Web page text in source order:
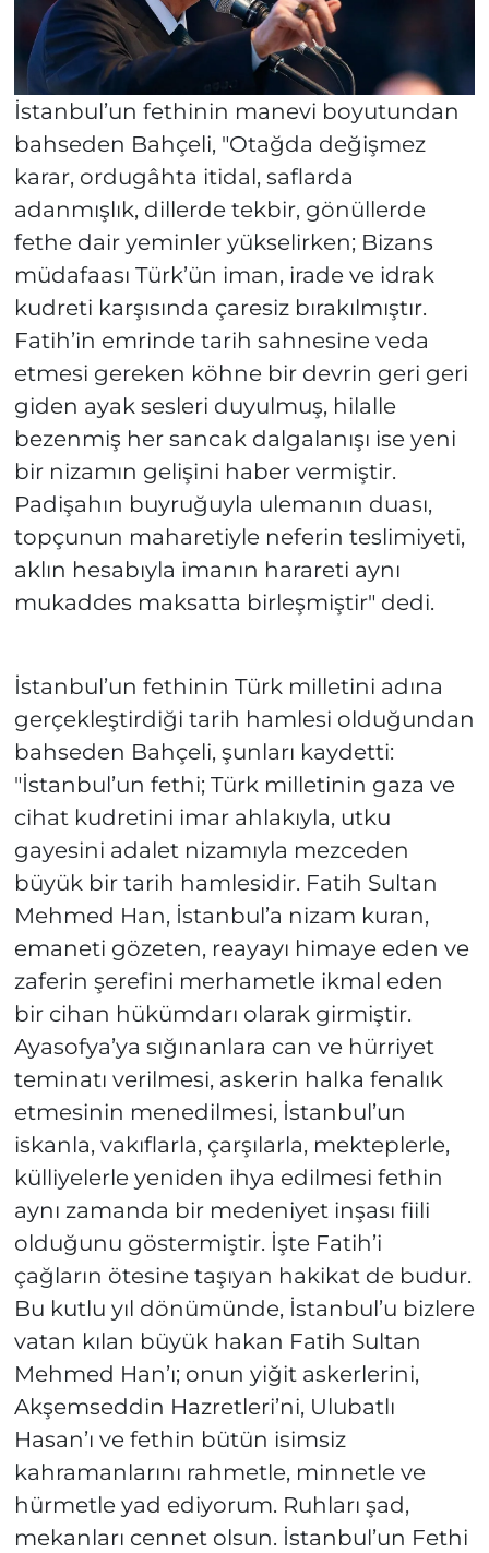
İstanbul’un fethinin manevi boyutundan
bahseden Bahçeli, "Otağda değişmez
karar, ordugâhta itidal, saflarda
adanmışlık, dillerde tekbir, gönüllerde
fethe dair yeminler yükselirken; Bizans
müdafaası Türk’ün iman, irade ve idrak
kudreti karşısında çaresiz bırakılmıştır.
Fatih’in emrinde tarih sahnesine veda
etmesi gereken köhne bir devrin geri geri
giden ayak sesleri duyulmuş, hilalle
bezenmiş her sancak dalgalanışı ise yeni
bir nizamın gelişini haber vermiştir.
Padişahın buyruğuyla ulemanın duası,
topçunun maharetiyle neferin teslimiyeti,
aklın hesabıyla imanın harareti aynı
mukaddes maksatta birleşmiştir" dedi.
İstanbul’un fethinin Türk milletini adına
gerçekleştirdiği tarih hamlesi olduğundan
bahseden Bahçeli, şunları kaydetti:
"İstanbul’un fethi; Türk milletinin gaza ve
cihat kudretini imar ahlakıyla, utku
gayesini adalet nizamıyla mezceden
büyük bir tarih hamlesidir. Fatih Sultan
Mehmed Han, İstanbul’a nizam kuran,
emaneti gözeten, reayayı himaye eden ve
zaferin şerefini merhametle ikmal eden
bir cihan hükümdarı olarak girmiştir.
Ayasofya’ya sığınanlara can ve hürriyet
teminatı verilmesi, askerin halka fenalık
etmesinin menedilmesi, İstanbul’un
iskanla, vakıflarla, çarşılarla, mekteplerle,
külliyelerle yeniden ihya edilmesi fethin
aynı zamanda bir medeniyet inşası fiili
olduğunu göstermiştir. İşte Fatih’i
çağların ötesine taşıyan hakikat de budur.
Bu kutlu yıl dönümünde, İstanbul’u bizlere
vatan kılan büyük hakan Fatih Sultan
Mehmed Han’ı; onun yiğit askerlerini,
Akşemseddin Hazretleri’ni, Ulubatlı
Hasan’ı ve fethin bütün isimsiz
kahramanlarını rahmetle, minnetle ve
hürmetle yad ediyorum. Ruhları şad,
mekanları cennet olsun. İstanbul’un Fethi